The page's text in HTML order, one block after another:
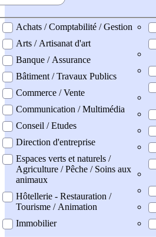
professionel
Achats / Comptabilité / Gestion
Arts / Artisanat d'art
Banque / Assurance
Bâtiment / Travaux Publics
Commerce / Vente
Communication / Multimédia
Conseil / Etudes
Direction d'entreprise
Espaces verts et naturels /
Agriculture / Pêche / Soins aux
animaux
Hôtellerie - Restauration /
Tourisme / Animation
Immobilier